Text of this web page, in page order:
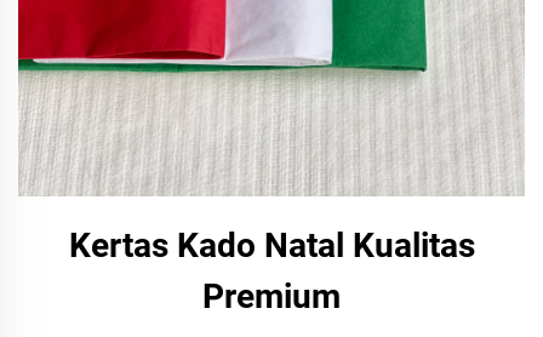
Kertas Kado Natal Kualitas
Premium